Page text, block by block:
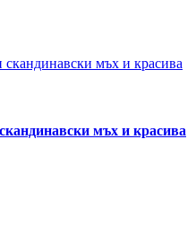
мъх и красива